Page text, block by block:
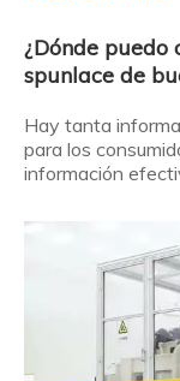
¿Dónde
spunlace de
Hay tanta
para los
información
más efectiva con
pueden los
alta calidad?H